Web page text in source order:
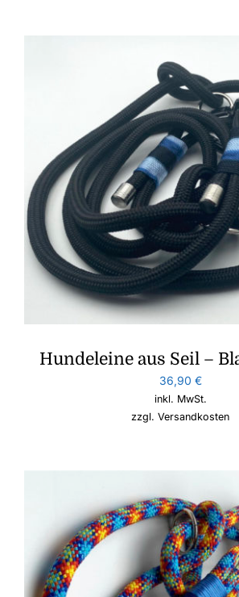
Hundeleine aus Seil –
36,90 €
inkl. MwSt.
zzgl. Versandkosten